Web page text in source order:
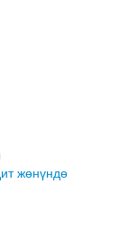
жөнүндө